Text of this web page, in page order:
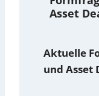
Asset
Aktuelle
und Asset